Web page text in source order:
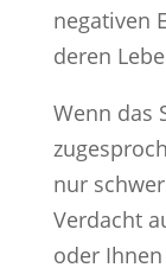
negativen
deren
Wenn das
nur
Verdacht
oder